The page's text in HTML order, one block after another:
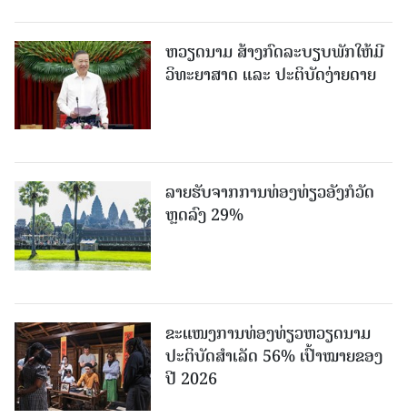
ຫວຽດນາມ ສ້າງກົດລະບຽບພັກໃຫ້ມີ
ວິທະຍາສາດ ແລະ ປະຕິບັດງ່າຍດາຍ
ລາຍຮັບຈາກການທ່ອງທ່ຽວອັງກໍວັດ
ຫຼດລົງ 29%
ຂະ​ແໜງ​ການ​ທ່ອງ​ທ່ຽວຫວຽດນາມ ​
ປະ​ຕິ​ບັດ​ສຳ​ເລັດ 56% ເປົ້າ​ໝາຍຂອງ
ປີ 2026